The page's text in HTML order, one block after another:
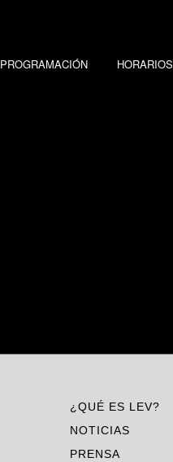
PROGRAMACIÓN HORARIOS
¿QUÉ ES LEV?
NOTICIAS
PRENSA